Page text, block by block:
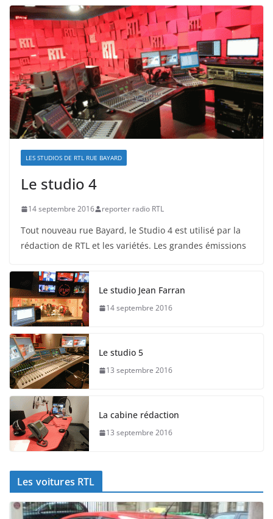
LES STUDIOS DE RTL RUE BAYARD
Le studio 4
14 septembre 2016 reporter radio RTL
Tout nouveau rue Bayard, le Studio 4 est utilisé par la
rédaction de RTL et les variétés. Les grandes émissions
Le studio Jean Farran
14 septembre 2016
Le studio 5
13 septembre 2016
La cabine rédaction
13 septembre 2016
Les voitures RTL